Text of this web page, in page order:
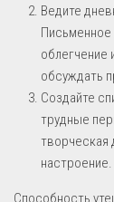
Ведите
облегчение
обсуждать
Создайте
трудные
творческая
настроение.
Способность